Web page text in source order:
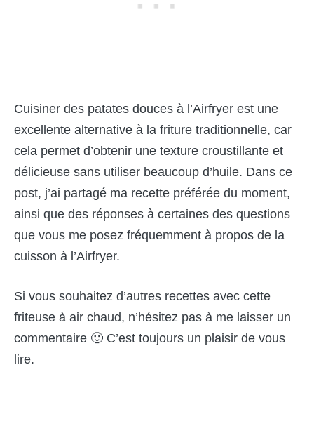
Cuisiner des patates douces à l’Airfryer est une
excellente alternative à la friture traditionnelle, car
cela permet d’obtenir une texture croustillante et
délicieuse sans utiliser beaucoup d’huile. Dans ce
post, j’ai partagé ma recette préférée du moment,
ainsi que des réponses à certaines des questions
que vous me posez fréquemment à propos de la
cuisson à l’Airfryer.
Si vous souhaitez d’autres recettes avec cette
friteuse à air chaud, n’hésitez pas à me laisser un
commentaire 🙂 C’est toujours un plaisir de vous
lire.